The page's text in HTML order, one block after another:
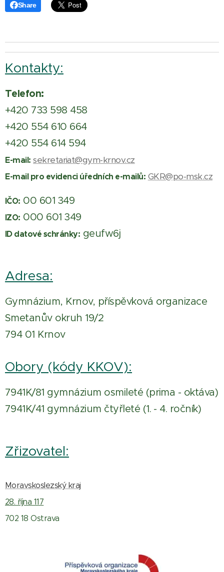
Share
Kontakty:
Telefon:
+420 733 598 458
+420 554 610 664
+420 554 614 594
E-mail: sekretariat@gym-krnov.cz
E-mail pro evidenci úředních e-mailů: GKR@po-msk.cz
IČO: 00 601 349
IZO: 000 601 349
ID datové schránky: geufw6j
Adresa:
Gymnázium, Krnov, příspěvková organizace
Smetanův okruh 19/2
794 01 Krnov
Obory (kódy KKOV):
7941K/81 gymnázium osmileté (prima - oktáva)
7941K/41 gymnázium čtyřleté (1. - 4. ročník)
Zřizovatel:
Moravskoslezský kraj
28. října 117
702 18 Ostrava